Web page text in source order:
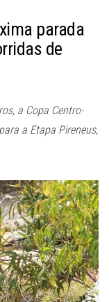
parada
de
a Copa Centro-
a Etapa Pireneus,